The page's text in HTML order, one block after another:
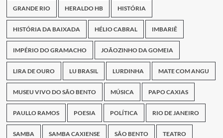
GRANDE RIO HERALDO HB HISTÓRIA
HISTÓRIA DA BAIXADA HÉLIO CABRAL IMBARIÊ
IMPÉRIO DO GRAMACHO JOÃOZINHO DA GOMEIA
LIRA DE OURO LU BRASIL LURDINHA MATE COM ANGU
MUSEU VIVO DO SÃO BENTO MÚSICA PAPO CAXIAS
PAULLO RAMOS POESIA POLÍTICA RIO DE JANEIRO
SAMBA SAMBA CAXIENSE SÃO BENTO TEATRO